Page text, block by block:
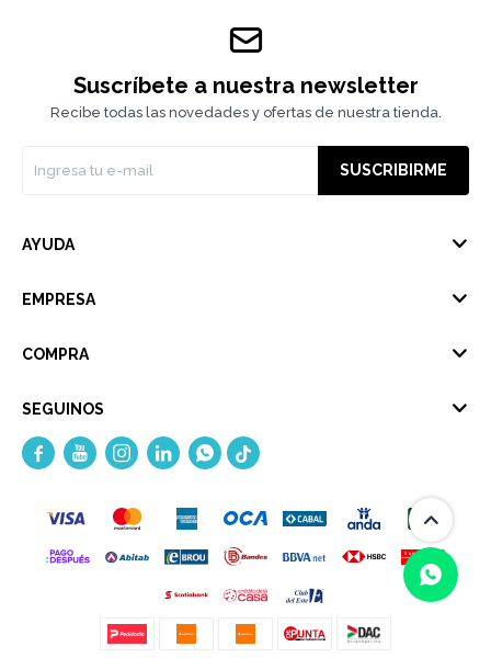
Suscríbete a nuestra newsletter
Recibe todas las novedades y ofertas de nuestra tienda.
SUSCRIBIRME
AYUDA
EMPRESA
COMPRA
SEGUINOS
    